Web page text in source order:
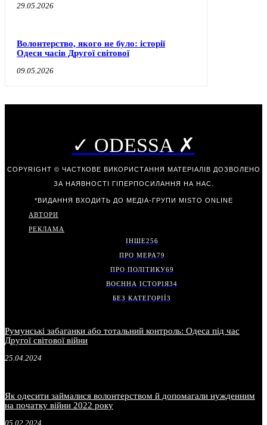
29.05.2026
Волонтерство, якого не було: історії
Одеси часів Другої світової
09.05.2026
✓ ODESSA ✗
COPYRIGHT © ЧАСТКОВЕ ВИКОРИСТАННЯ МАТЕРІАЛІВ ДОЗВОЛЕНО
ЗА НАЯВНОСТІ ГІПЕРПОСИЛАННЯ НА НАС.
*ВИДАННЯ ВХОДИТЬ ДО МЕДІА-ГРУПИ MISTO ONLINE
АВТОРИ
РЕКЛАМА
ІНШЕ256
ПРО МЕРА79
ПРО ПОЛІТИКУ69
ВОЄННА ІСТОРІЯ34
БЕЗ КАТЕГОРІЇ3
Румунські забаганки або тотальний контроль: Одеса під час
Другої світової війни
25.04.2024
Як одесити займалися волонтерством й допомагали нужденним
на початку війни 2022 року
05.02.2024